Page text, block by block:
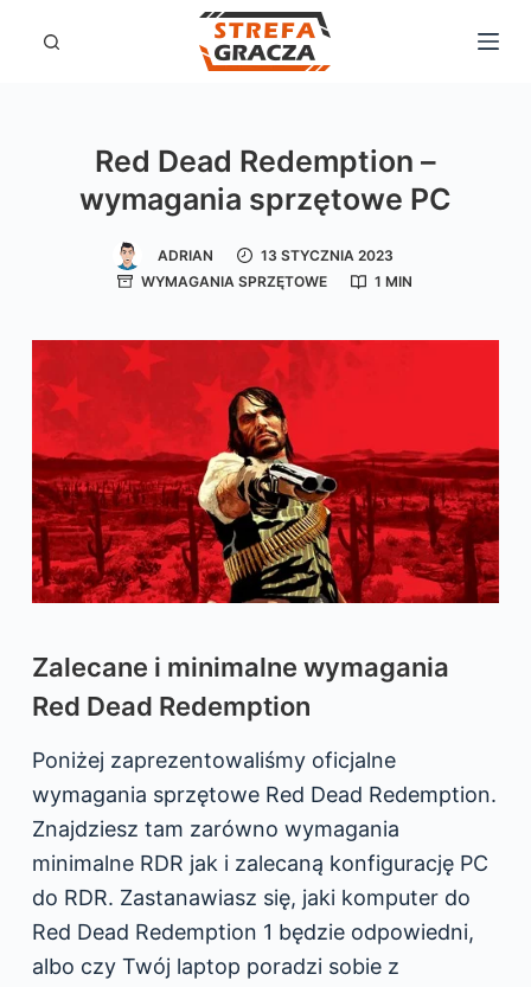
c
Red Dead Redemption –
wymagania sprzętowe PC
ADRIAN
13 STYCZNIA 2023
WYMAGANIA SPRZĘTOWE
1 MIN
Zalecane i minimalne wymagania
Red Dead Redemption
Poniżej zaprezentowaliśmy oficjalne
wymagania sprzętowe Red Dead Redemption.
Znajdziesz tam zarówno wymagania
minimalne RDR jak i zalecaną konfigurację PC
do RDR. Zastanawiasz się, jaki komputer do
Red Dead Redemption 1 będzie odpowiedni,
albo czy Twój laptop poradzi sobie z